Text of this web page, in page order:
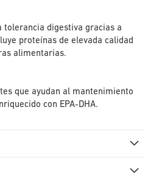
tolerancia digestiva gracias a
proteínas de elevada calidad
alimentarias.
que ayudan al mantenimiento
con EPA-DHA.